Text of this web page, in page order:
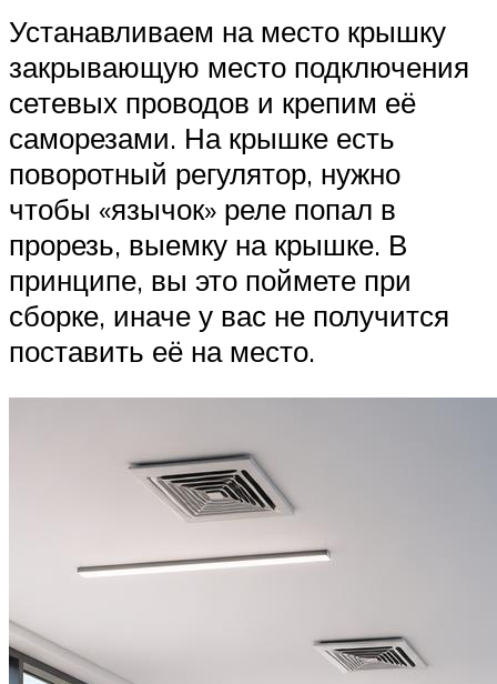
Устанавливаем на место крышку
закрывающую место подключения
сетевых проводов и крепим её
саморезами. На крышке есть
поворотный регулятор, нужно
чтобы «язычок» реле попал в
прорезь, выемку на крышке. В
принципе, вы это поймете при
сборке, иначе у вас не получится
поставить её на место.